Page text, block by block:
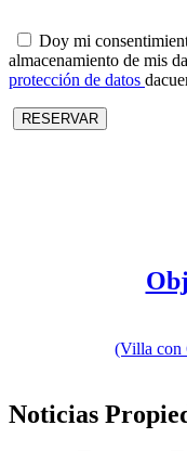
Doy mi
almacenamiento de mis
protección de datos
(Villa con
Noticias